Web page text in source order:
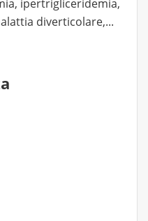
ipertrigliceridemia,
diverticolare,...